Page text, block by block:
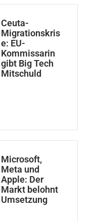
Ceuta-
Migrationskris
e: EU-
Kommissarin
gibt Big Tech
Mitschuld
Microsoft,
Meta und
Apple: Der
Markt belohnt
Umsetzung